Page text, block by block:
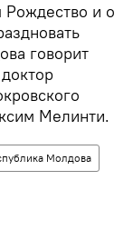
Рождество и о
говорит
Мелинти.
Молдова